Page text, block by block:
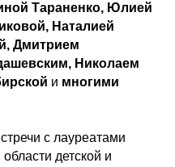
Тараненко, Юлией
Наталией
Дмитрием
Николаем
и многими
с лауреатами
детской и